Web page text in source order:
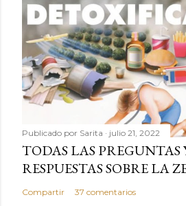
Publicado por Sarita julio 21, 2022
TODAS LAS PREGUNTAS
RESPUESTAS SOBRE LA
Compartir 37 comentarios